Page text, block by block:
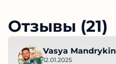
Отзывы (21)
Vasya Mandrykin
12.01.2025